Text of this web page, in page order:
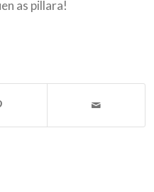
as pillara!